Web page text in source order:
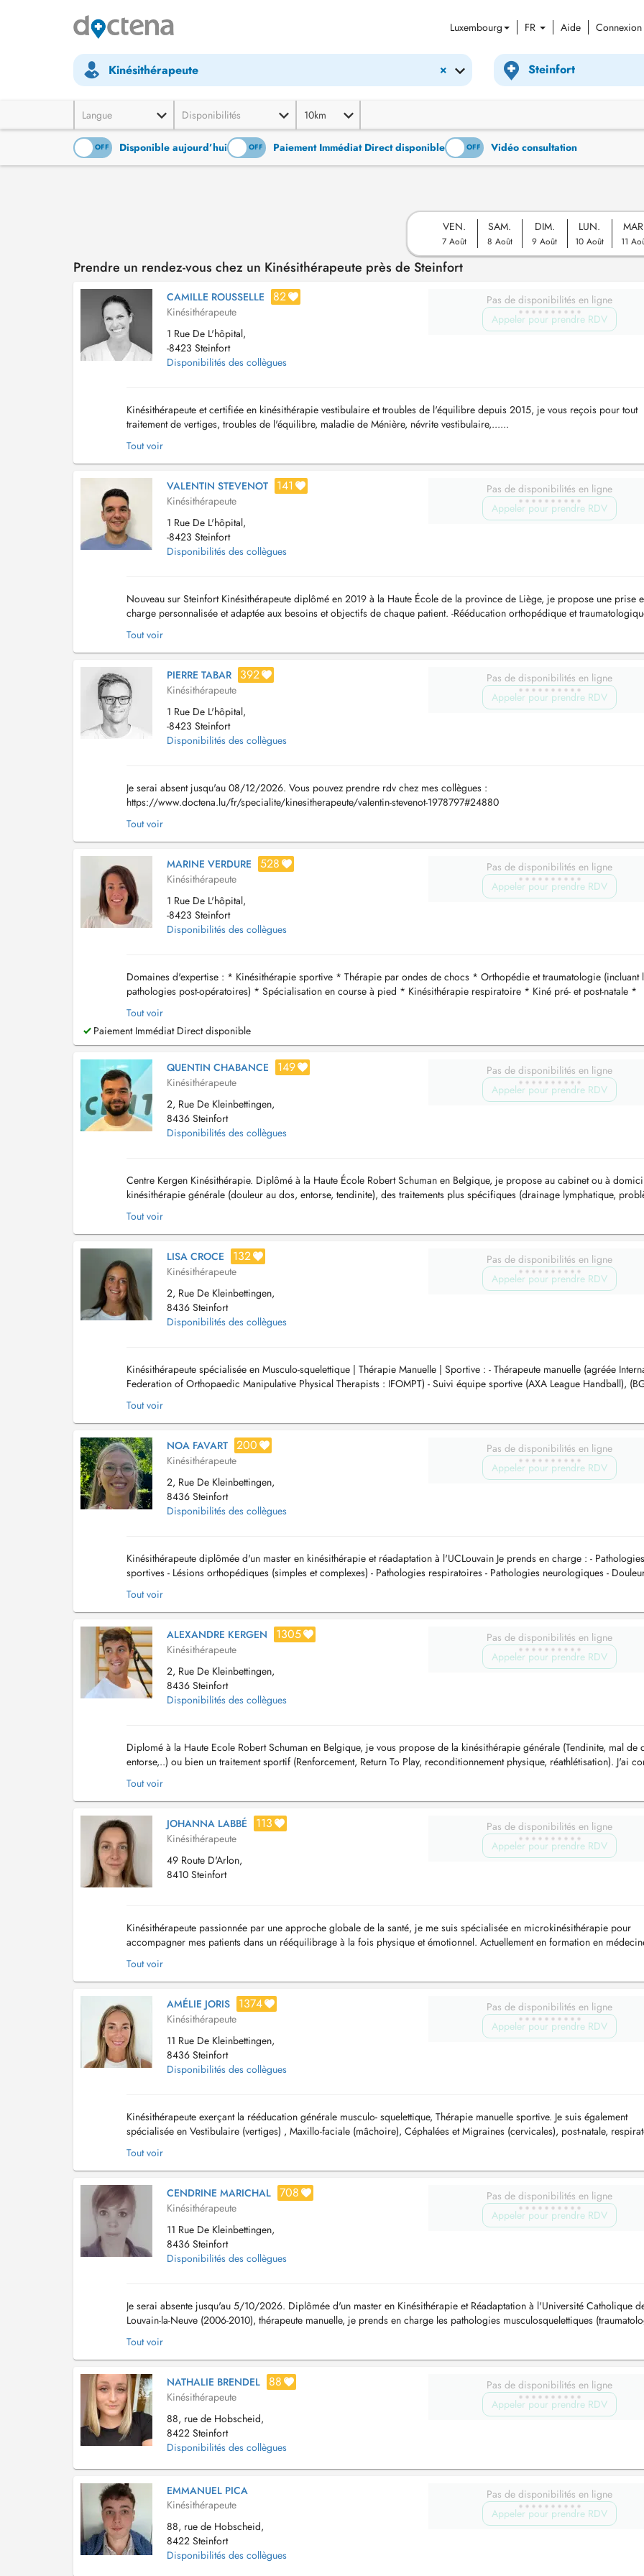
Luxembourg FR Aide Connexion
×
Kinésithérapeute
Langue Disponibilités 10km
OFF Disponible aujourd’hui
ON OFF Paiement Immédiat Direct disponible
ON OFF Vidéo consultation
VEN.
7 Août
SAM.
8 Août
DIM.
9 Août
LUN.
10 Août 11
Prendre un rendez-vous chez un Kinésithérapeute près de Steinfort
CAMILLE ROUSSELLE 82
Kinésithérapeute
1 Rue De L'hôpital,
-8423 Steinfort
Disponibilités des collègues
Pas de disponibilités en ligne
Appeler pour prendre RDV
Kinésithérapeute et certifiée en kinésithérapie vestibulaire et troubles de l'équilibre depuis 2015, je vous reçois pour tout
traitement de vertiges, troubles de l'équilibre, maladie de Ménière, névrite vestibulaire,......
Tout voir
VALENTIN STEVENOT 141
Kinésithérapeute
1 Rue De L'hôpital,
-8423 Steinfort
Disponibilités des collègues
Pas de disponibilités en ligne
Appeler pour prendre RDV
Nouveau sur Steinfort Kinésithérapeute diplômé en 2019 à la Haute École de la province de Liège, je propose une prise
charge personnalisée et adaptée aux besoins et objectifs de chaque patient. -Rééducation orthopédique et
(entorses, fractures, chirurgie, ...) -Pathologies ...
Tout voir
PIERRE TABAR 392
Kinésithérapeute
1 Rue De L'hôpital,
-8423 Steinfort
Disponibilités des collègues
Pas de disponibilités en ligne
Appeler pour prendre RDV
Je serai absent jusqu'au 08/12/2026. Vous pouvez prendre rdv chez mes collègues :
https://www.doctena.lu/fr/specialite/kinesitherapeute/valentin-stevenot-1978797#24880
https://www.doctena.lu/fr/specialite/kinesitherapeute/marine-verdure-1805660#23485 Kinésithérapeute diplômé de
Tout voir
MARINE VERDURE 528
Kinésithérapeute
1 Rue De L'hôpital,
-8423 Steinfort
Disponibilités des collègues
Pas de disponibilités en ligne
Appeler pour prendre RDV
Domaines d'expertise : * Kinésithérapie sportive * Thérapie par ondes de chocs * Orthopédie et traumatologie (incluant
pathologies post-opératoires) * Spécialisation en course à pied * Kinésithérapie respiratoire * Kiné pré- et post-natale *
Drainage lymphatique (méthode Leduc) * Imageri...
Tout voir
Paiement Immédiat Direct disponible
QUENTIN CHABANCE 149
Kinésithérapeute
2, Rue De Kleinbettingen,
8436 Steinfort
Disponibilités des collègues
Pas de disponibilités en ligne
Appeler pour prendre RDV
Centre Kergen Kinésithérapie. Diplômé à la Haute École Robert Schuman en Belgique, je propose au cabinet ou à
kinésithérapie générale (douleur au dos, entorse, tendinite), des traitements plus spécifiques (drainage lymphatique,
respiratoires) mais également de la thérapie s...
Tout voir
LISA CROCE 132
Kinésithérapeute
2, Rue De Kleinbettingen,
8436 Steinfort
Disponibilités des collègues
Pas de disponibilités en ligne
Appeler pour prendre RDV
Kinésithérapeute spécialisée en Musculo-squelettique | Thérapie Manuelle | Sportive : - Thérapeute manuelle (agréée
Federation of Orthopaedic Manipulative Physical Therapists : IFOMPT) - Suivi équipe sportive (AXA League Handball),
Ligue football), (FLF) - Visites à domicile ...
Tout voir
NOA FAVART 200
Kinésithérapeute
2, Rue De Kleinbettingen,
8436 Steinfort
Disponibilités des collègues
Pas de disponibilités en ligne
Appeler pour prendre RDV
Kinésithérapeute diplômée d'un master en kinésithérapie et réadaptation à l'UCLouvain Je prends en charge : - Pathologies
sportives - Lésions orthopédiques (simples et complexes) - Pathologies respiratoires - Pathologies neurologiques -
colonne (cervicales, dorsales, lombaire...
Tout voir
ALEXANDRE KERGEN 1305
Kinésithérapeute
2, Rue De Kleinbettingen,
8436 Steinfort
Disponibilités des collègues
Pas de disponibilités en ligne
Appeler pour prendre RDV
Diplomé à la Haute Ecole Robert Schuman en Belgique, je vous propose de la kinésithérapie générale (Tendinite, mal de
entorse,..) ou bien un traitement sportif (Renforcement, Return To Play, reconditionnement physique, réathlétisation). J'ai
mes connaissances par diverses formations...
Tout voir
JOHANNA LABBÉ 113
Kinésithérapeute
49 Route D'Arlon,
8410 Steinfort
Pas de disponibilités en ligne
Appeler pour prendre RDV
Kinésithérapeute passionnée par une approche globale de la santé, je me suis spécialisée en microkinésithérapie pour
accompagner mes patients dans un rééquilibrage à la fois physique et émotionnel. Actuellement en formation en
ayurvédique, je propose également des massages ayurvédiques, ...
Tout voir
AMÉLIE JORIS 1374
Kinésithérapeute
11 Rue De Kleinbettingen,
8436 Steinfort
Disponibilités des collègues
Pas de disponibilités en ligne
Appeler pour prendre RDV
Kinésithérapeute exerçant la rééducation générale musculo- squelettique, Thérapie manuelle sportive. Je suis également
spécialisée en Vestibulaire (vertiges) , Maxillo-faciale (mâchoire), Céphalées et Migraines (cervicales), post-natale,
lymphatique. Kinésithérapeute agrée depuis 2...
Tout voir
CENDRINE MARICHAL 708
Kinésithérapeute
11 Rue De Kleinbettingen,
8436 Steinfort
Disponibilités des collègues
Pas de disponibilités en ligne
Appeler pour prendre RDV
Je serai absente jusqu'au 5/10/2026. Diplômée d'un master en Kinésithérapie et Réadaptation à l'Université Catholique
Louvain-la-Neuve (2006-2010), thérapeute manuelle, je prends en charge les pathologies musculosquelettiques
orthopédie simple ou complexe et post opératoire),...
Tout voir
NATHALIE BRENDEL 88
Kinésithérapeute
88, rue de Hobscheid,
8422 Steinfort
Disponibilités des collègues
Pas de disponibilités en ligne
Appeler pour prendre RDV
EMMANUEL PICA
Kinésithérapeute
88, rue de Hobscheid,
8422 Steinfort
Disponibilités des collègues
Pas de disponibilités en ligne
Appeler pour prendre RDV